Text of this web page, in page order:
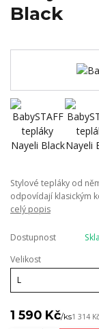
Black
Stylové tepláky od
odpovídají klasickým
celý popis
Dostupnost
Velikost
1 590 Kč/ks1 314 Kč